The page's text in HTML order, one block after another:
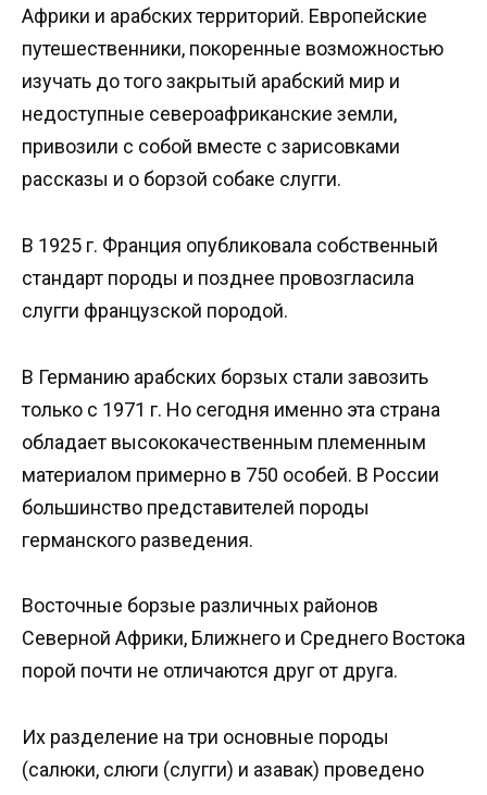
Африки и арабских территорий. Европейские
путешественники, покоренные возможностью
изучать до того закрытый арабский мир и
недоступные североафриканские земли,
привозили с собой вместе с зарисовками
рассказы и о борзой собаке слугги.
В 1925 г. Франция опубликовала собственный
стандарт породы и позднее провозгласила
слугги французской породой.
В Германию арабских борзых стали завозить
только с 1971 г. Но сегодня именно эта страна
обладает высококачественным племенным
материалом примерно в 750 особей. В России
большинство представителей породы
германского разведения.
Восточные борзые различных районов
Северной Африки, Ближнего и Среднего Востока
порой почти не отличаются друг от друга.
Их разделение на три основные породы
(салюки, слюги (слугги) и азавак) проведено